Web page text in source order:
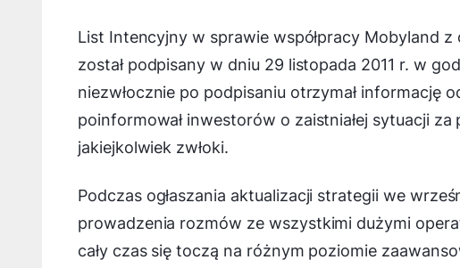
List Intencyjny w sprawie współpracy Mobyland
został podpisany w dniu 29 listopada 2011 r. w
niezwłocznie po podpisaniu otrzymał informację
poinformował inwestorów o zaistniałej sytuacji
jakiejkolwiek zwłoki.
Podczas ogłaszania aktualizacji strategii we
prowadzenia rozmów ze wszystkimi dużymi
cały czas się toczą na różnym poziomie